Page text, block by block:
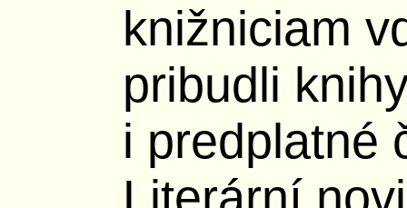
knižniciam
pribudli
i predplatné